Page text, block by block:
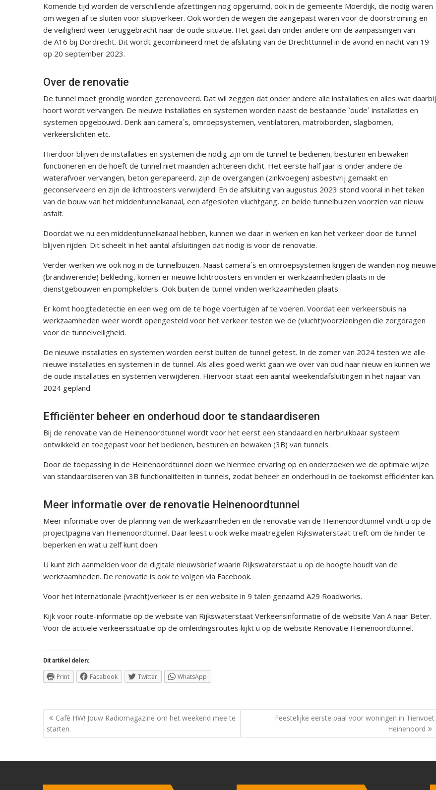
Komende tijd worden de verschillende afzettingen nog opgeruimd, ook in de gemeente Moerdijk, die nodig waren
om wegen af te sluiten voor sluipverkeer. Ook worden de wegen die aangepast waren voor de doorstroming en
de veiligheid weer teruggebracht naar de oude situatie. Het gaat dan onder andere om de aanpassingen van
de A16 bij Dordrecht. Dit wordt gecombineerd met de afsluiting van de Drechttunnel in de avond en nacht van 19
op 20 september 2023.
Over de renovatie
De tunnel moet grondig worden gerenoveerd. Dat wil zeggen dat onder andere alle installaties en alles wat daarbij
hoort wordt vervangen. De nieuwe installaties en systemen worden naast de bestaande `oude´ installaties en
systemen opgebouwd. Denk aan camera´s, omroepsystemen, ventilatoren, matrixborden, slagbomen,
verkeerslichten etc.
Hierdoor blijven de installaties en systemen die nodig zijn om de tunnel te bedienen, besturen en bewaken
functioneren en de hoeft de tunnel niet maanden achtereen dicht. Het eerste half jaar is onder andere de
waterafvoer vervangen, beton gerepareerd, zijn de overgangen (zinkvoegen) asbestvrij gemaakt en
geconserveerd en zijn de lichtroosters verwijderd. En de afsluiting van augustus 2023 stond vooral in het teken
van de bouw van het middentunnelkanaal, een afgesloten vluchtgang, en beide tunnelbuizen voorzien van nieuw
asfalt.
Doordat we nu een middentunnelkanaal hebben, kunnen we daar in werken en kan het verkeer door de tunnel
blijven rijden. Dit scheelt in het aantal afsluitingen dat nodig is voor de renovatie.
Verder werken we ook nog in de tunnelbuizen. Naast camera´s en omroepsystemen krijgen de wanden nog nieuwe
(brandwerende) bekleding, komen er nieuwe lichtroosters en vinden er werkzaamheden plaats in de
dienstgebouwen en pompkelders. Ook buiten de tunnel vinden werkzaamheden plaats.
Er komt hoogtedetectie en een weg om de te hoge voertuigen af te voeren. Voordat een verkeersbuis na
werkzaamheden weer wordt opengesteld voor het verkeer testen we de (vlucht)voorzieningen die zorgdragen
voor de tunnelveiligheid.
De nieuwe installaties en systemen worden eerst buiten de tunnel getest. In de zomer van 2024 testen we alle
nieuwe installaties en systemen in de tunnel. Als alles goed werkt gaan we over van oud naar nieuw en kunnen we
de oude installaties en systemen verwijderen. Hiervoor staat een aantal weekendafsluitingen in het najaar van
2024 gepland.
Efficiënter beheer en onderhoud door te standaardiseren
Bij de renovatie van de Heinenoordtunnel wordt voor het eerst een standaard en herbruikbaar systeem
ontwikkeld en toegepast voor het bedienen, besturen en bewaken (3B) van tunnels.
Door de toepassing in de Heinenoordtunnel doen we hiermee ervaring op en onderzoeken we de optimale wijze
van standaardiseren van 3B functionaliteiten in tunnels, zodat beheer en onderhoud in de toekomst efficiënter kan.
Meer informatie over de renovatie Heinenoordtunnel
Meer informatie over de planning van de werkzaamheden en de renovatie van de Heinenoordtunnel vindt u op de
projectpagina van Heinenoordtunnel. Daar leest u ook welke maatregelen Rijkswaterstaat treft om de hinder te
beperken en wat u zelf kunt doen.
U kunt zich aanmelden voor de digitale nieuwsbrief waarin Rijkswaterstaat u op de hoogte houdt van de
werkzaamheden. De renovatie is ook te volgen via Facebook.
Voor het internationale (vracht)verkeer is er een website in 9 talen genaamd A29 Roadworks.
Kijk voor route-informatie op de website van Rijkswaterstaat Verkeersinformatie of de website Van A naar Beter.
Voor de actuele verkeerssituatie op de omleidingsroutes kijkt u op de website Renovatie Heinenoordtunnel.
Dit artikel delen:
Print Facebook Twitter WhatsApp
Berichtnavigatie
Café HW! Jouw Radiomagazine om het weekend mee te
starten.
Feestelijke eerste paal voor woningen in Tienvoet
Heinenoord